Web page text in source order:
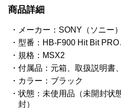
商品詳細
メーカー：SONY（ソニー）
型番：HB-F900 Hit Bit PRO
規格：MSX2
付属品：元箱、取扱説明書
カラー：ブラック
状態：未使用品（未開封状
封）